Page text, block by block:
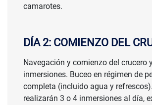
camarotes.
DÍA 2: COMIENZO DEL
Navegación y comienzo del crucero
inmersiones. Buceo en régimen de
completa (incluido agua y
realizarán 3 o 4 inmersiones al día,